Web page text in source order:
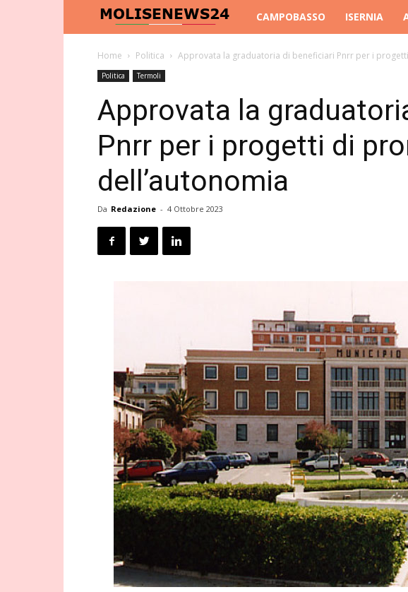
Molise
News
CAMPOBASSO ISERNIA
Home Politica Approvata la graduatoria di beneficiari Pnrr per i
Politica Termoli
Approvata la
Pnrr per i progetti di
dell’autonomia
Da Redazione - 4 Ottobre 2023